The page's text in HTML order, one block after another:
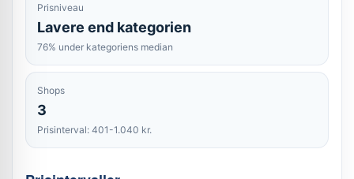
Prisniveau
Lavere end kategorien
76% under kategoriens median
Shops
3
Prisinterval: 401-1.040 kr.